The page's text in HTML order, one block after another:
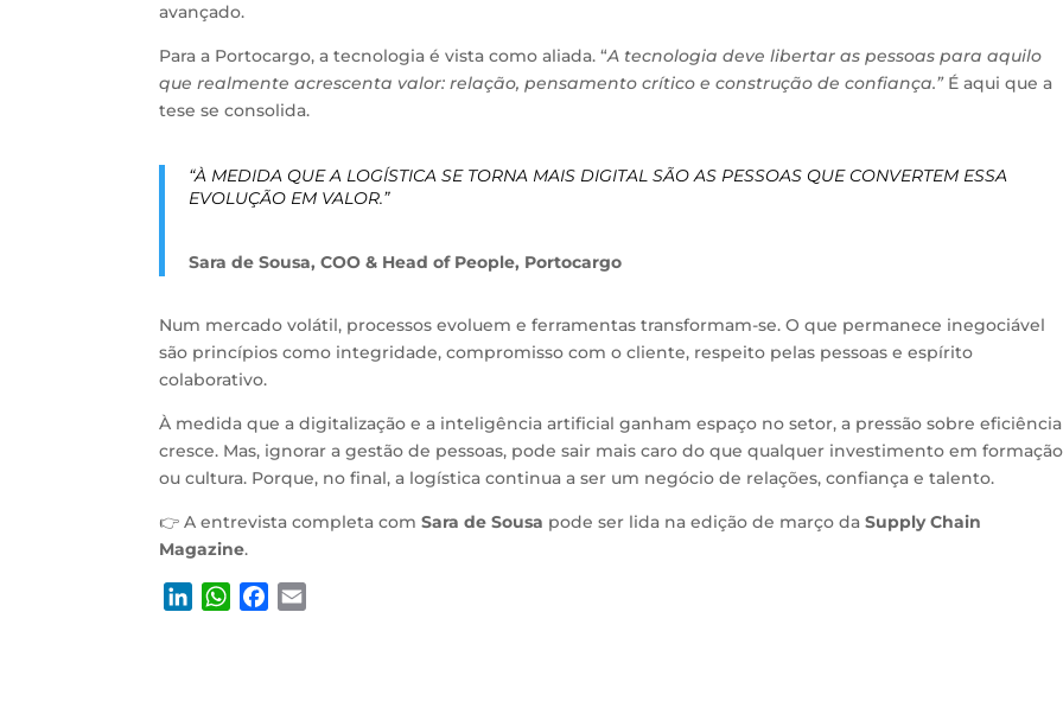
avançado.
Para a Portocargo, a tecnologia é vista como aliada. “A tecnologia deve libertar as pessoas para aquilo
que realmente acrescenta valor: relação, pensamento crítico e construção de confiança.”É aqui que a
tese se consolida.
“À MEDIDA QUE A LOGÍSTICA SE TORNA MAIS DIGITAL SÃO AS PESSOAS QUE CONVERTEM ESSA
EVOLUÇÃO EM VALOR.”
Sara de Sousa, COO & Head of People, Portocargo
Num mercado volátil, processos evoluem e ferramentas transformam-se. O que permanece inegociável
são princípios como integridade, compromisso com o cliente, respeito pelas pessoas e espírito
colaborativo.
À medida que a digitalização e a inteligência artificial ganham espaço no setor, a pressão sobre eficiência
cresce. Mas, ignorar a gestão de pessoas, pode sair mais caro do que qualquer investimento em formação
ou cultura. Porque, no final, a logística continua a ser um negócio de relações, confiança e talento.
👉 A entrevista completa comSara de Sousa pode ser lida na edição de março daSupply Chain
Magazine.
W